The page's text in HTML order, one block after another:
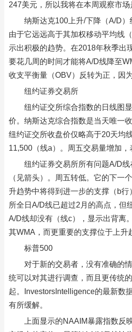
247美元，所以我将在本周观察市场
纳斯达克100上升/下降（A/D）
由于它远远高于其加权移动平均线
示出积极的趋势。在2018年秋季出
要花几周的时间才能将A/D线降至
收支平衡量（OBV）反转为正，因
纽约证券交易所
纽约证交所综合指数的日线图
价。纳斯达克综合指数是当天唯一
纽约证交所收盘价仅略高于20天均
11,500（线a）。周五交易量增加，
纽约证券交易所所有问题A/D
（见箭头）。周五转低。它的下一
升趋势中将得到进一步的支撑（b
所全日A/D线已超过2月的高点，但
A/D线却没有（线c），显示出背离
其WMA，而更重要的支撑位于上升
标普500
对于新的交易者，没有准确的
统可以对其进行调查，而且更传统
起。InvestorsIntelligence的最新数
有所缓解。
上面显示的NAAIM暴露指数反